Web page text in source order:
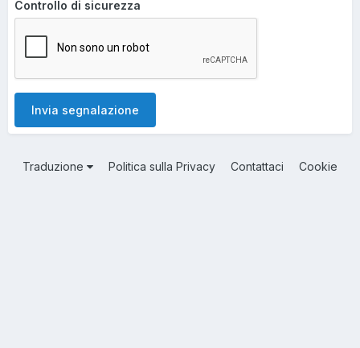
Controllo di sicurezza
Invia segnalazione
Traduzione Politica sulla Privacy Contattaci Cookie